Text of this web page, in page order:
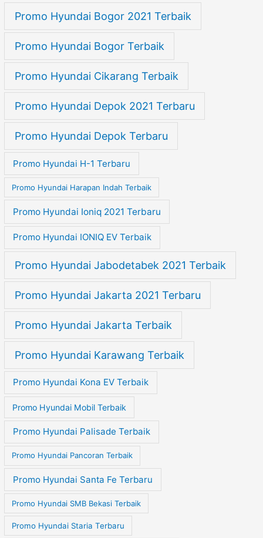
Promo Hyundai Bogor 2021 Terbaik
Promo Hyundai Bogor Terbaik
Promo Hyundai Cikarang Terbaik
Promo Hyundai Depok 2021 Terbaru
Promo Hyundai Depok Terbaru
Promo Hyundai H-1 Terbaru
Promo Hyundai Harapan Indah Terbaik
Promo Hyundai Ioniq 2021 Terbaru
Promo Hyundai IONIQ EV Terbaik
Promo Hyundai Jabodetabek 2021 Terbaik
Promo Hyundai Jakarta 2021 Terbaru
Promo Hyundai Jakarta Terbaik
Promo Hyundai Karawang Terbaik
Promo Hyundai Kona EV Terbaik
Promo Hyundai Mobil Terbaik
Promo Hyundai Palisade Terbaik
Promo Hyundai Pancoran Terbaik
Promo Hyundai Santa Fe Terbaru
Promo Hyundai SMB Bekasi Terbaik
Promo Hyundai Staria Terbaru